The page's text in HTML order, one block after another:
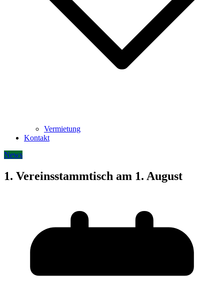
Vermietung
Kontakt
News
1. Vereinsstammtisch am 1. August